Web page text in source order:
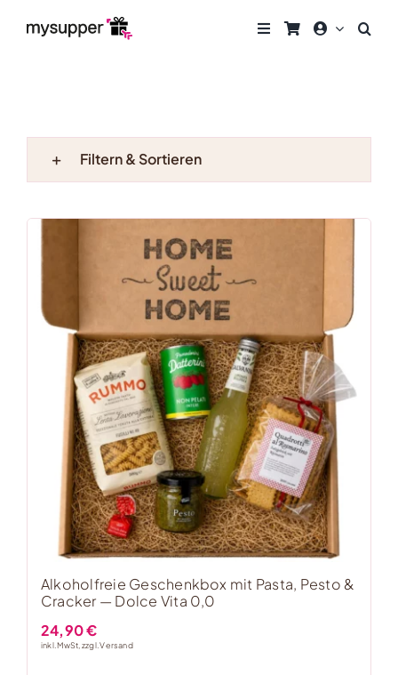
Inhalt
Filtern & Sortieren
Alkoholfreie Geschenkbox mit Pasta, Pesto &
Cracker — Dolce Vita 0,0
24,90€
inkl. MwSt, zzgl.Versand